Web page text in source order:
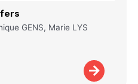
GENS, Marie LYS